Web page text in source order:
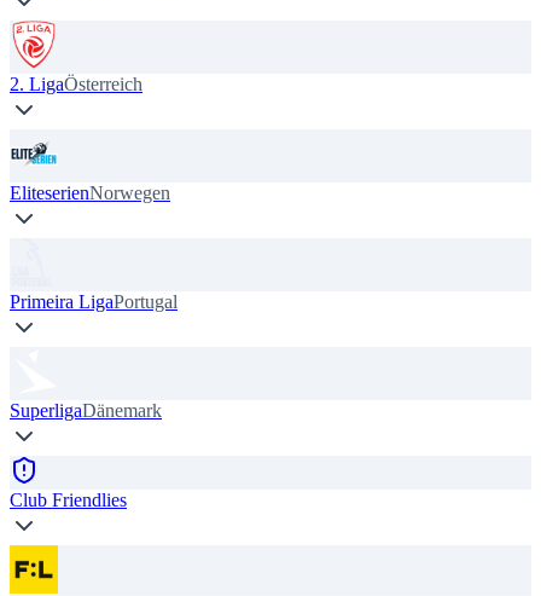
2. LigaÖsterreich
EliteserienNorwegen
Primeira LigaPortugal
SuperligaDänemark
Club Friendlies